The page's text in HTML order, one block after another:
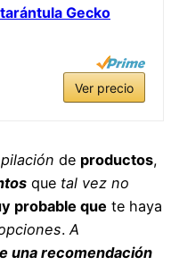
Gecko
Ver precio
de productos,
que tal vez no
probable que te haya
. A
una recomendación